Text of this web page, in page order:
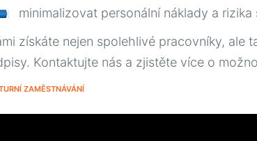
minimalizovat personální náklady a
získáte nejen spolehlivé pracovníky, ale
Kontaktujte nás a zjistěte více o
ZAMĚSTNÁVÁNÍ